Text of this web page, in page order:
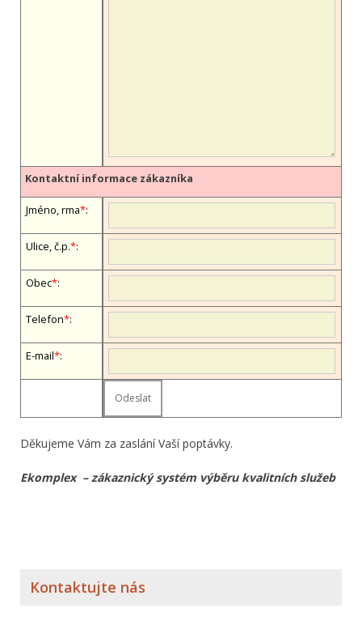
Kontaktní informace zákazníka
Jméno, firma*:
Ulice, č.p.*:
Obec*:
Telefon*:
E-mail*:
Děkujeme Vám za zaslání Vaší poptávky.
Ekomplex – zákaznický systém výběru kvalitních služeb
Kontaktujte nás